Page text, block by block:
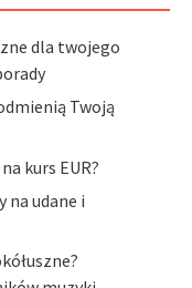
dla twojego
Twoją
kurs EUR?
na udane i